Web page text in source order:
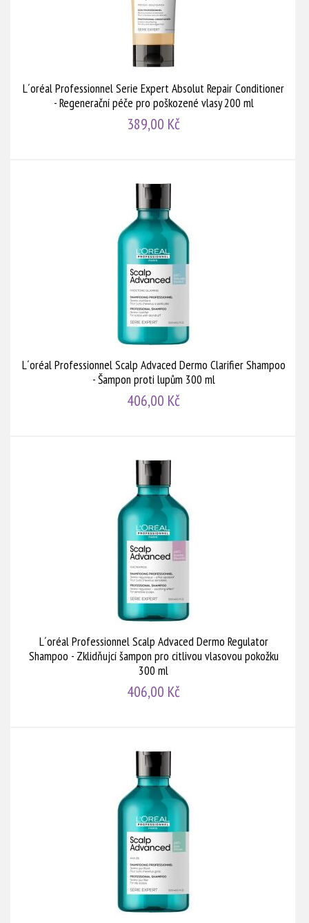
L´oréal Professionnel Serie Expert Absolut Repair Conditioner
- Regenerační péče pro poškozené vlasy 200 ml
389,00 Kč
L´oréal Professionnel Scalp Advaced Dermo Clarifier Shampoo
- Šampon proti lupům 300 ml
406,00 Kč
L´oréal Professionnel Scalp Advaced Dermo Regulator
Shampoo - Zklidňujcí šampon pro citlivou vlasovou pokožku
300 ml
406,00 Kč